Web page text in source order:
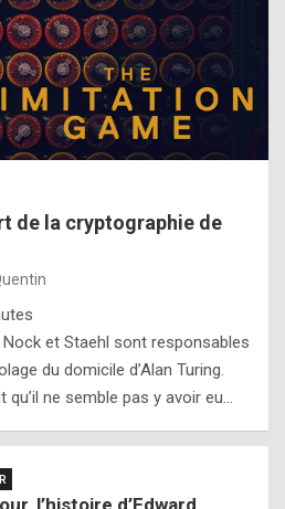
de la cryptographie de
et Staehl sont responsables
du domicile d’Alan Turing.
ne semble pas y avoir eu…
l’histoire d’Edward